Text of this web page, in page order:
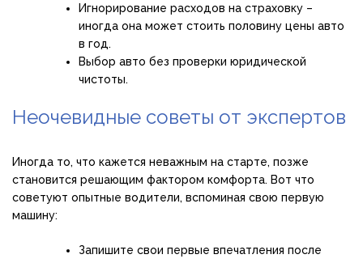
Игнорирование расходов на страховку –
иногда она может стоить половину цены авто
в год.
Выбор авто без проверки юридической
чистоты.
Неочевидные советы от экспертов
Иногда то, что кажется неважным на старте, позже
становится решающим фактором комфорта. Вот что
советуют опытные водители, вспоминая свою первую
машину:
Запишите свои первые впечатления после